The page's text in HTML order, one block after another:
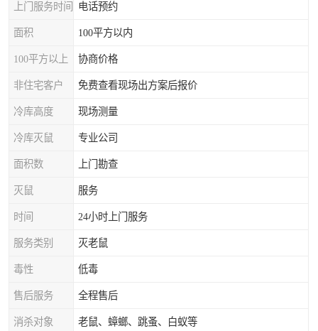
上门服务时间 电话预约
面积 100平方以内
100平方以上 协商价格
非住宅客户 免费查看现场出方案后报价
冷库高度 现场测量
冷库灭鼠 专业公司
面积数 上门勘查
灭鼠 服务
时间 24小时上门服务
服务类别 灭老鼠
毒性 低毒
售后服务 全程售后
消杀对象 老鼠、蟑螂、跳蚤、白蚁等